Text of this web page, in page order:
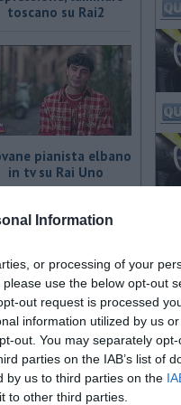
Information
or processing of your
use the below opt-out
out request is processed
information utilized by us
out. You may separately
parties on the IAB’s list of
by us to third parties on the
to other third parties.
toscano su Rai2
pianista elbano
in tv su Rai Uno
toscana
la nutrizione su
Rai3